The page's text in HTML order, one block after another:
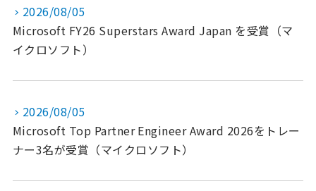
2026/08/05
Microsoft FY26 Superstars Award Japan を受賞（マ
イクロソフト）
2026/08/05
Microsoft Top Partner Engineer Award 2026をトレー
ナー3名が受賞（マイクロソフト）